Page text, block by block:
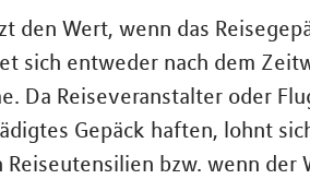
den Wert, wenn das
sich entweder nach dem
Da Reiseveranstalter oder
Gepäck haften, lohnt
bzw. wenn der